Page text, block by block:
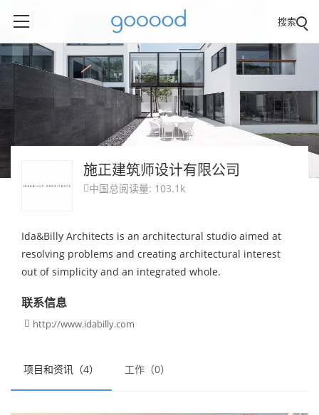
搜索
项目和资讯（4） 工作（0）
施正建筑师设计有限公司
 中国总阅读量: 103.1k
Ida&Billy Architects is an architectural studio aimed at
resolving problems and creating architectural interest
out of simplicity and an integrated whole.
联系信息
 http://www.idabilly.com